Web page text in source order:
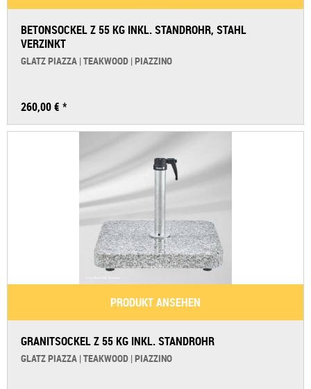
BETONSOCKEL Z 55 KG INKL. STANDROHR, STAHL
VERZINKT
GLATZ PIAZZA | TEAKWOOD | PIAZZINO
260,00 € *
PRODUKT ANSEHEN
GRANITSOCKEL Z 55 KG INKL. STANDROHR
GLATZ PIAZZA | TEAKWOOD | PIAZZINO